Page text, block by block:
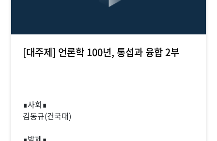
[대주제] 언론학 100년, 통섭과 융합 2부
∎사회∎
김동규(건국대)